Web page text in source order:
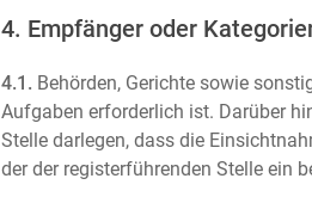
4. Empfänger oder
4.1. Behörden, Gerichte sowie
Aufgaben erforderlich ist. Darüber
Stelle darlegen, dass die
der der registerführenden Stelle ein